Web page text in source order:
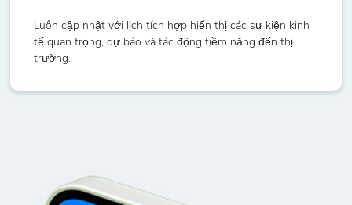
Luôn cập nhật với lịch tích hợp hiển thị các sự kiện kinh
tế quan trọng, dự báo và tác động tiềm năng đến thị
trường.